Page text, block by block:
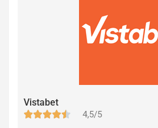
Vistabet
4,5/5